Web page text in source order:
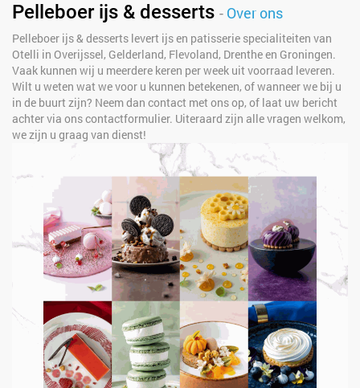
Pelleboer ijs & desserts - Over ons
Pelleboer ijs & desserts levert ijs en patisserie specialiteiten van
Otelli in Overijssel, Gelderland, Flevoland, Drenthe en Groningen.
Vaak kunnen wij u meerdere keren per week uit voorraad leveren.
Wilt u weten wat we voor u kunnen betekenen, of wanneer we bij u
in de buurt zijn? Neem dan contact met ons op, of laat uw bericht
achter via ons contactformulier. Uiteraard zijn alle vragen welkom,
we zijn u graag van dienst!